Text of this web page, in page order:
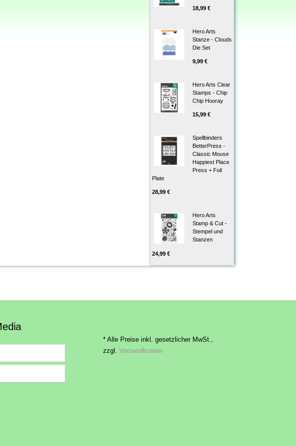
18,99 €
Hero Arts
Stanze - Clouds
Die Set
9,99 €
Hero Arts Clear
Stamps - Chip
Chip Hooray
15,99 €
Spellbinders
BetterPress -
Classic Mouse
Happiest Place
Press + Foil
Plate
28,99 €
Hero Arts
Stamp & Cut -
Stempel und
Stanzen
24,99 €
* Alle Preise inkl. gesetzlicher MwSt.,
zzgl.
Versandkosten